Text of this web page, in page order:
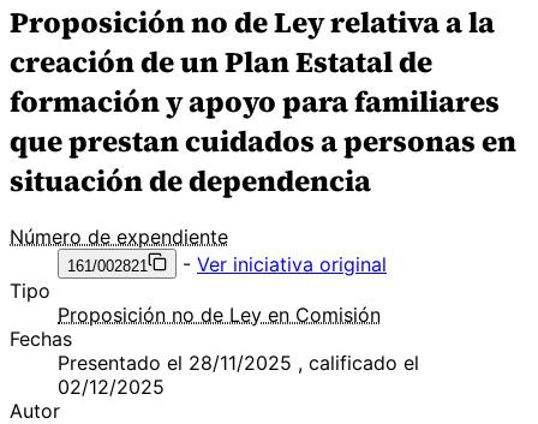
Proposición no de Ley relativa a la
creación de un Plan Estatal de
formación y apoyo para familiares
que prestan cuidados a personas en
situación de dependencia
Número de expendiente
161/002821 - Ver iniciativa original
Tipo
Proposición no de Ley en Comisión
Fechas
Presentado el 28/11/2025 , calificado el
02/12/2025
Autor